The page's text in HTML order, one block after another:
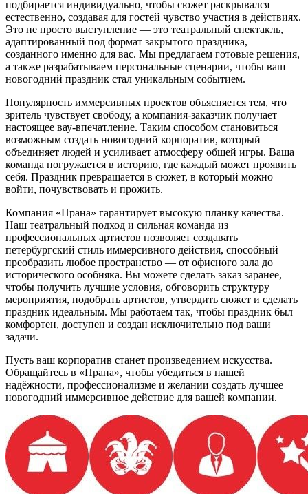
подбирается индивидуально, чтобы сюжет раскрывался
естественно, создавая для гостей чувство участия в действиях.
Это не просто выступление — это театральный спектакль,
адаптированный под формат закрытого праздника,
созданного именно для вас. Мы предлагаем готовые решения,
а также разрабатываем персональные сценарии, чтобы ваш
новогодний праздник стал уникальным событием.
Популярность иммерсивных проектов объясняется тем, что
зритель чувствует свободу, а компания-заказчик получает
настоящее вау-впечатление. Таким способом становиться
возможным создать новогодний корпоратив, который
объединяет людей и усиливает атмосферу общей игры. Ваша
команда погружается в историю, где каждый может проявить
себя. Праздник превращается в сюжет, в который можно
войти, почувствовать и прожить.
Компания «Прана» гарантирует высокую планку качества.
Наш театральный подход и сильная команда из
профессиональных артистов позволяет создавать
петербургский стиль иммерсивного действия, способный
преобразить любое пространство — от офисного зала до
исторического особняка. Вы можете сделать заказ заранее,
чтобы получить лучшие условия, обговорить структуру
мероприятия, подобрать артистов, утвердить сюжет и сделать
праздник идеальным. Мы работаем так, чтобы праздник был
комфортен, доступен и создан исключительно под ваши
задачи.
Пусть ваш корпоратив станет произведением искусства.
Обращайтесь в «Прана», чтобы убедиться в нашей
надёжности, профессионализме и желании создать лучшее
новогодний иммерсивное действие для вашей компании.